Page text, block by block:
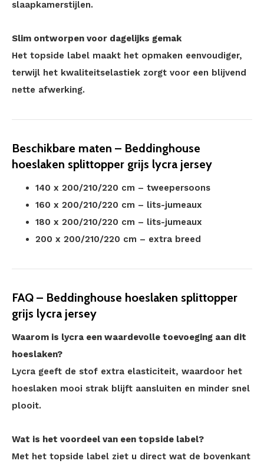
slaapkamerstijlen.
Slim ontworpen voor dagelijks gemak
Het topside label maakt het opmaken eenvoudiger,
terwijl het kwaliteitselastiek zorgt voor een blijvend
nette afwerking.
Beschikbare maten – Beddinghouse
hoeslaken splittopper grijs lycra jersey
140 x 200/210/220 cm – tweepersoons
160 x 200/210/220 cm – lits-jumeaux
180 x 200/210/220 cm – lits-jumeaux
200 x 200/210/220 cm – extra breed
FAQ – Beddinghouse hoeslaken splittopper
grijs lycra jersey
Waarom is lycra een waardevolle toevoeging aan dit
hoeslaken?
Lycra geeft de stof extra elasticiteit, waardoor het
hoeslaken mooi strak blijft aansluiten en minder snel
plooit.
Wat is het voordeel van een topside label?
Met het topside label ziet u direct wat de bovenkant